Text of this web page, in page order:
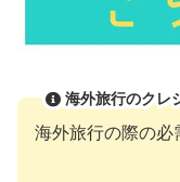
海外旅行のクレ
海外旅行の際の必